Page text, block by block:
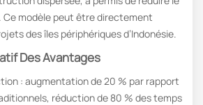
Ce modèle peut être directement
des îles périphériques d’Indonésie.
Des Avantages
: augmentation de 20 % par rapport
réduction de 80 % des temps